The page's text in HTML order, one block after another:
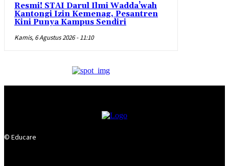
Resmi! STAI Darul Ilmi Wadda’wah
Kantongi Izin Kemenag, Pesantren
Kini Punya Kampus Sendiri
Kamis, 6 Agustus 2026 - 11:10
© Educare